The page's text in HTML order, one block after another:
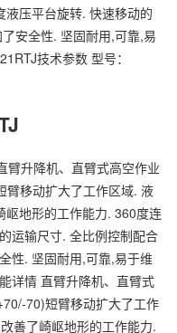
压平台旋转. 快速移动的
安全性. 坚固耐用,可靠,易
技术参数 型号：
臂升降机、直臂式高空作业
移动扩大了工作区域. 液
岖地形的工作能力. 360度连
运输尺寸. 全比例控制配合
性. 坚固耐用,可靠,易于维
详情 直臂升降机、直臂式
70)短臂移动扩大了工作
善了崎岖地形的工作能力.